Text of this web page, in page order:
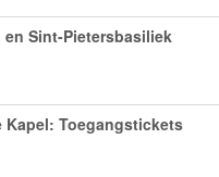
Sint-Pietersbasiliek
Kapel: Toegangstickets